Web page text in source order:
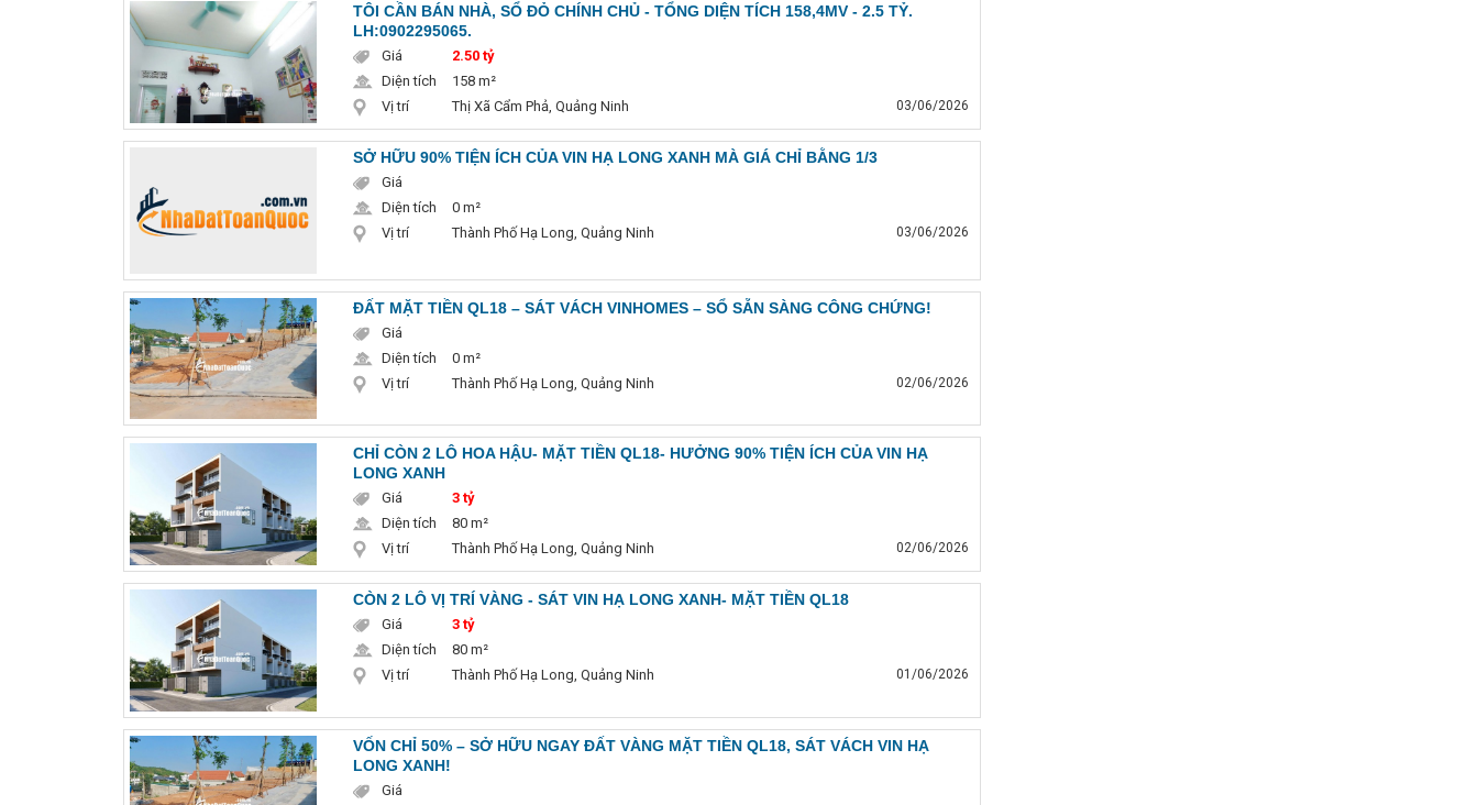
TÔI CẦN BÁN NHÀ, SỔ ĐỎ CHÍNH CHỦ - TỔNG DIỆN TÍCH 158,4MV - 2.5 TỶ.
LH:0902295065.
Giá
2.50 tỷ
Diện tích
158 m²
Vị trí
Thị Xã Cẩm Phả, Quảng Ninh 03/06/2026
SỞ HỮU 90% TIỆN ÍCH CỦA VIN HẠ LONG XANH MÀ GIÁ CHỈ BẰNG 1/3
Giá
Diện tích
0 m²
Vị trí
Thành Phố Hạ Long, Quảng Ninh 03/06/2026
ĐẤT MẶT TIỀN QL18 – SÁT VÁCH VINHOMES – SỔ SẴN SÀNG CÔNG CHỨNG!
Giá
Diện tích
0 m²
Vị trí
Thành Phố Hạ Long, Quảng Ninh 02/06/2026
CHỈ CÒN 2 LÔ HOA HẬU- MẶT TIỀN QL18- HƯỞNG 90% TIỆN ÍCH CỦA VIN HẠ
LONG XANH
Giá
3 tỷ
Diện tích
80 m²
Vị trí
Thành Phố Hạ Long, Quảng Ninh 02/06/2026
CÒN 2 LÔ VỊ TRÍ VÀNG - SÁT VIN HẠ LONG XANH- MẶT TIỀN QL18
Giá
3 tỷ
Diện tích
80 m²
Vị trí
Thành Phố Hạ Long, Quảng Ninh 01/06/2026
VỐN CHỈ 50% – SỞ HỮU NGAY ĐẤT VÀNG MẶT TIỀN QL18, SÁT VÁCH VIN HẠ
LONG XANH!
Giá